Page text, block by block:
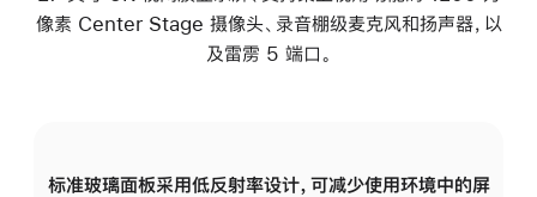
像素 Center Stage 摄像头、录音棚级麦克风和扬声器，以
及雷雳 5 端口。
标准玻璃面板采用低反射率设计，可减少使用环境中的屏